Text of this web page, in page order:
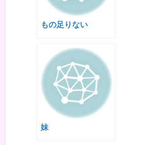
もの足りない
妹